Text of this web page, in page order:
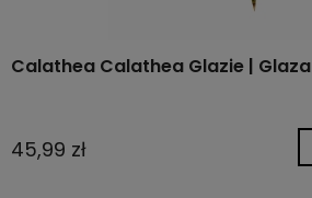
Calathea Calathea Glazie | Glaza
45,99 zł